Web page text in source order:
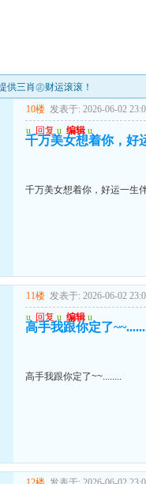
供三肖㊣财运滚滚！
10楼 发表于: 2026-06-02
u 回复 u 编辑 u
千万美女想着你，好
千万美女想着你，好运一生
11楼 发表于: 2026-06-02
u 回复 u 编辑 u
高手我跟你定了
高手我跟你定了~~........